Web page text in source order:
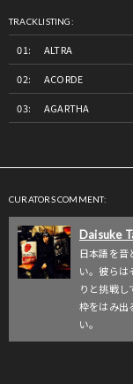
TRACKLISTING:
ALTRA
ACORDE
AGARTHA
CURATORS COMMENT:
Daisuke
日本語を音
い。彼らは
りと挑戦し
枠をはみ出
い。